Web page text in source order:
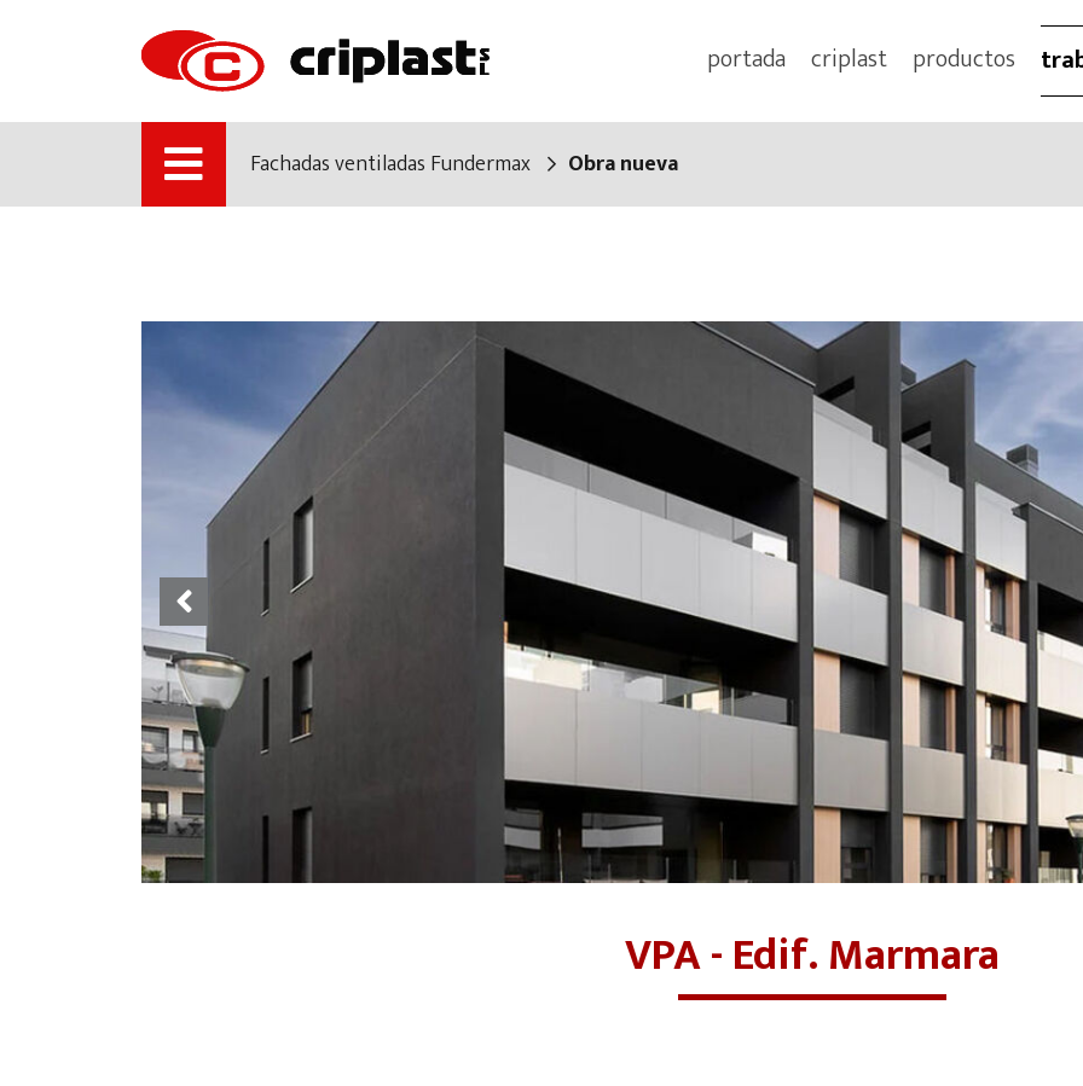
portada criplast productos
Fachadas ventiladas Fundermax Obra nueva
Previous
VPA - Edif. Marmara